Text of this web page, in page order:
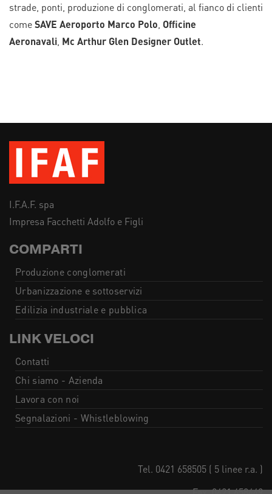
strade, ponti, produzione di conglomerati, al fianco di clienti
comeSAVE Aeroporto Marco Polo, Officine
Aeronavali, Mc Arthur Glen Designer Outlet.
I.F.A.F. spa
Impresa Facchetti Adolfo e Figli
COMPARTI
Produzione conglomerati
Urbanizzazione e sottoservizi
Edilizia industriale e pubblica
LINK VELOCI
Contatti
Chi siamo - Azienda
Lavora con noi
Segnalazioni - Whistleblowing
Tel. 0421 658505 ( 5 linee r.a. )